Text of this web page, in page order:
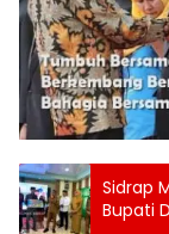
Sidrap
Bupati